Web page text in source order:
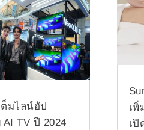
มไลน์อัป
AI TV ปี 2024
เ
เ